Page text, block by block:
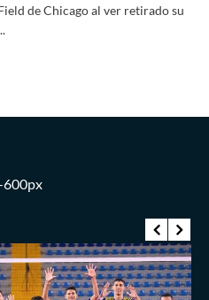
de Chicago al ver retirado su